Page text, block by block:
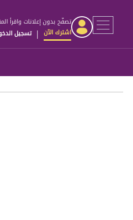
تصفّح بدون إعلانات واقرأ
اشترك الآن | تسجيل